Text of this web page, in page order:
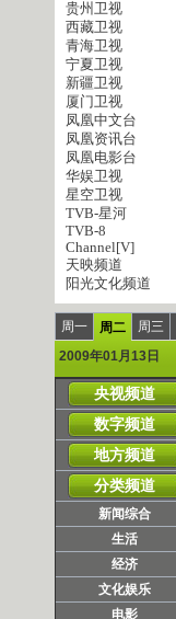
贵州卫视
西藏卫视
青海卫视
宁夏卫视
新疆卫视
厦门卫视
凤凰中文台
凤凰资讯台
凤凰电影台
华娱卫视
星空卫视
TVB-星河
TVB-8
Channel[V]
天映频道
阳光文化频道
周一 周二 周三
2009年01月13日
央视频道
数字频道
地方频道
分类频道
新闻综合
生活
经济
文化娱乐
电影